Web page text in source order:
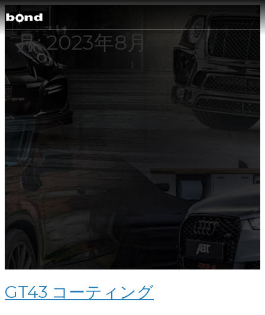
月:2023年8月
GT43 コーティング